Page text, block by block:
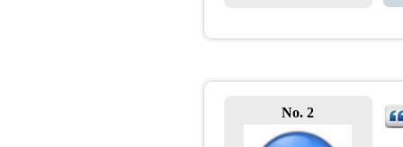
No. 2